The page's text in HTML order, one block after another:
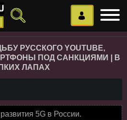
РУССКОГО YOUTUBE,
ПОД САНКЦИЯМИ | В
ЛАПАХ
5G в России.